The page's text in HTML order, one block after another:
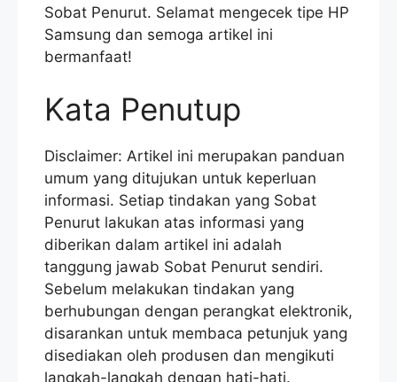
Sobat Penurut. Selamat mengecek tipe HP
Samsung dan semoga artikel ini
bermanfaat!
Kata Penutup
Disclaimer: Artikel ini merupakan panduan
umum yang ditujukan untuk keperluan
informasi. Setiap tindakan yang Sobat
Penurut lakukan atas informasi yang
diberikan dalam artikel ini adalah
tanggung jawab Sobat Penurut sendiri.
Sebelum melakukan tindakan yang
berhubungan dengan perangkat elektronik,
disarankan untuk membaca petunjuk yang
disediakan oleh produsen dan mengikuti
langkah-langkah dengan hati-hati.